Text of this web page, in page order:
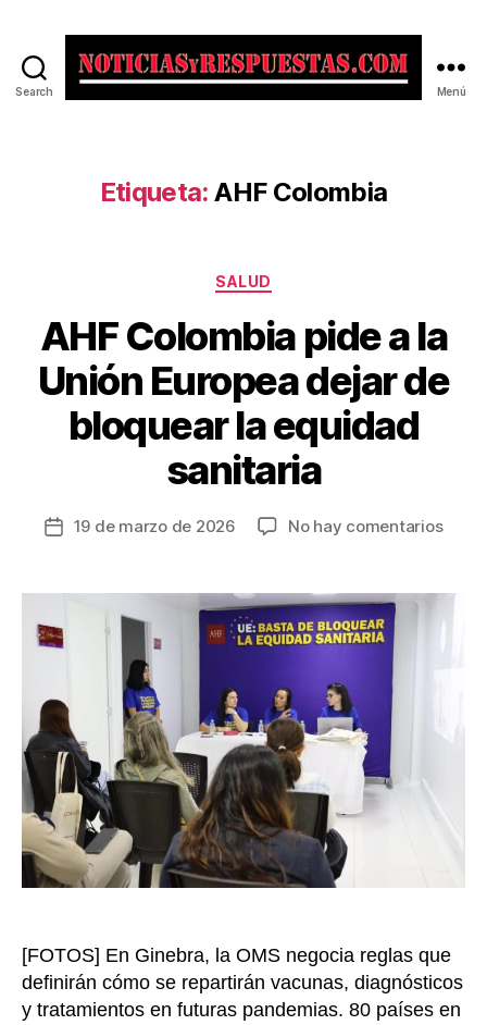
Search Menú
Etiqueta: AHF Colombia
Categorías
SALUD
AHF Colombia pide a la
Unión Europea dejar de
bloquear la equidad
sanitaria
Fecha
entrada
19 de marzo de 2026 No hay comentariosen
pide
a
de
[FOTOS] En Ginebra, la OMS negocia reglas que
definirán cómo se repartirán vacunas, diagnósticos
y tratamientos en futuras pandemias. 80 países en